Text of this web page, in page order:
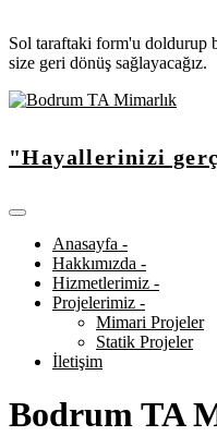
Sol taraftaki form'u doldurup
size geri dönüş sağlayacağız.
"Hayallerinizi
Anasayfa -
Hakkımızda -
Hizmetlerimiz -
Projelerimiz -
Mimari Projeler
Statik Projeler
İletişim
Bodrum TA